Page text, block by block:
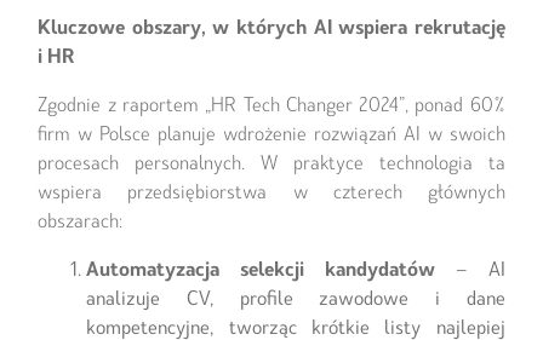
Kluczowe obszary, w których AI wspiera rekrutację
i HR
Zgodnie z raportem „HR Tech Changer 2024”, ponad 60%
firm w Polsce planuje wdrożenie rozwiązań AI w swoich
procesach personalnych. W praktyce technologia ta
wspiera przedsiębiorstwa w czterech głównych
obszarach:
Automatyzacja selekcji kandydatów – AI
analizuje CV, profile zawodowe i dane
kompetencyjne, tworząc krótkie listy najlepiej